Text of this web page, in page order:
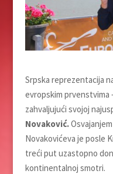
Srpska reprezentacija
evropskim prvenstvima
zahvaljujući svojoj
Novaković.
Novakovićeva je posle
treći put uzastopno
kontinentalnoj smotri.